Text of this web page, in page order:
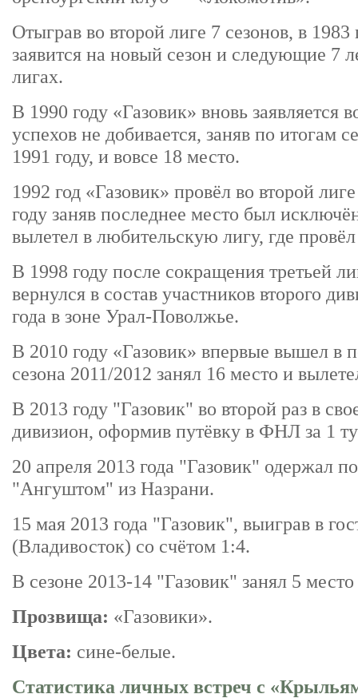
Отыграв во второй лиге 7 сезонов, в
заявится на новый сезон и следующие 7
лигах.
В 1990 году «Газовик» вновь заявляется
успехов не добивается, заняв по итогам
1991 году, и вовсе 18 место.
1992 год «Газовик» провёл во второй
году заняв последнее место был
вылетел в любительскую лигу, где
В 1998 году после сокращения третьей
вернулся в состав участников второго
года в зоне Урал-Поволжье.
В 2010 году «Газовик» впервые вышел в
сезона 2011/2012 занял 16 место и
В 2013 году "Газовик" во второй раз в
дивизион, оформив путёвку в ФНЛ за 1
20 апреля 2013 года "Газовик" одержал
"Ангуштом" из Назрани.
15 мая 2013 года "Газовик", выиграв в
(Владивосток) со счётом 1:4.
В сезоне 2013-14 "Газовик" занял 5
Прозвища: «Газовики».
Цвета: сине-белые.
Статистика личных встреч с